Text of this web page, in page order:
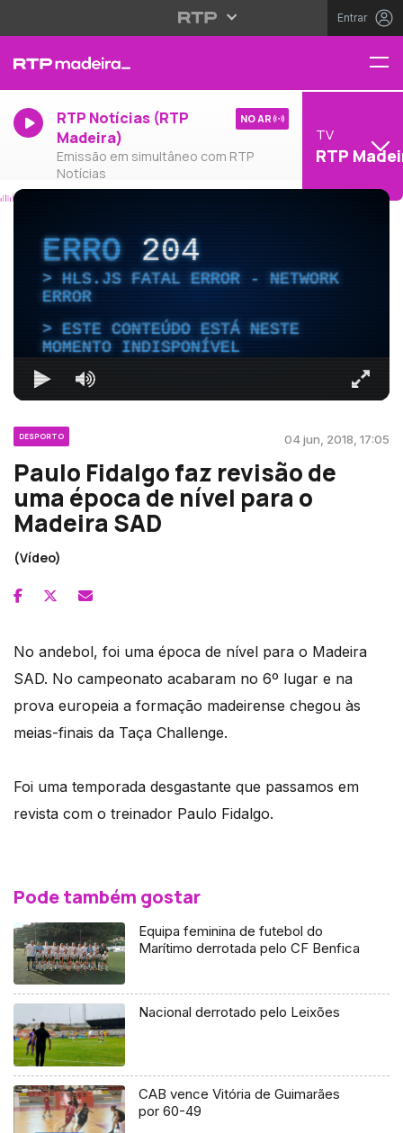
Entrar
RTP Notícias (RTP
Madeira)
Emissão em simultâneo com RTP
Notícias
NO AR
TV
RTP
ERRO204
HLS.JS FATAL ERROR - NETWORK
ERROR
ESTE CONTEÚDO ESTÁ NESTE
MOMENTO INDISPONÍVEL
DESPORTO 04 jun, 2018, 17:05
Paulo Fidalgo faz revisão de
uma época de nível para o
Madeira SAD
(Vídeo)
No andebol, foi uma época de nível para o Madeira
SAD. No campeonato acabaram no 6º lugar e na
prova europeia a formação madeirense chegou às
meias-finais da Taça Challenge.
Foi uma temporada desgastante que passamos em
revista com o treinador Paulo Fidalgo.
Pode também gostar
Equipa feminina de futebol do
Marítimo derrotada pelo CF Benfica
Nacional derrotado pelo Leixões
CAB vence Vitória de Guimarães
por 60-49